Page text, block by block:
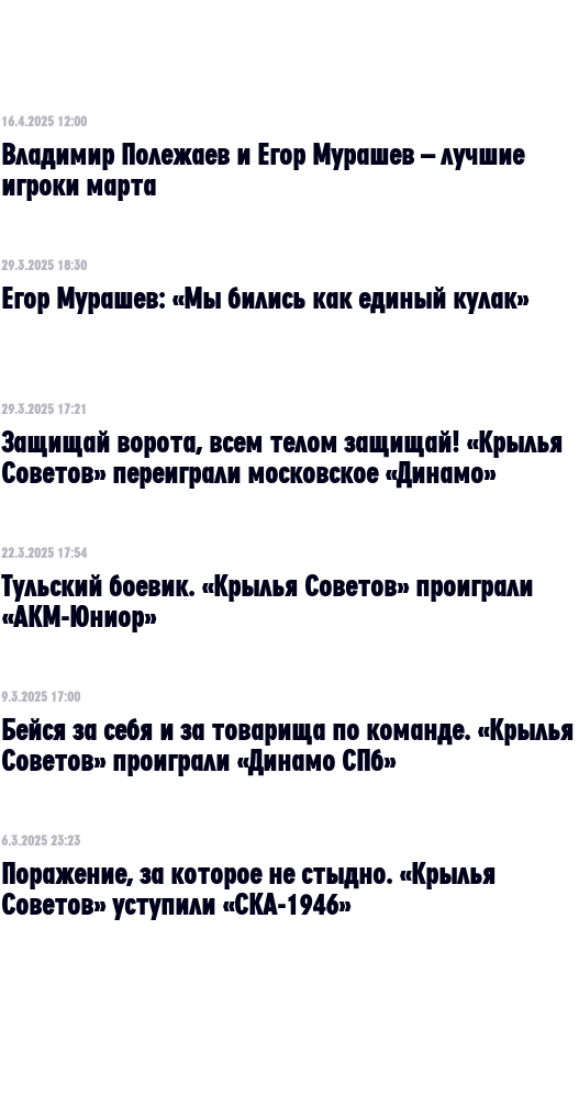
16.4.2025 12:00
Владимир Полежаев и Егор Мурашев – лучшие
игроки марта
29.3.2025 18:30
Егор Мурашев: «Мы бились как единый кулак»
29.3.2025 17:21
Защищай ворота, всем телом защищай! «Крылья
Советов» переиграли московское «Динамо»
22.3.2025 17:54
Тульский боевик. «Крылья Советов» проиграли
«АКМ-Юниор»
9.3.2025 17:00
Бейся за себя и за товарища по команде. «Крылья
Советов» проиграли «Динамо СПб»
6.3.2025 23:23
Поражение, за которое не стыдно. «Крылья
Советов» уступили «СКА-1946»